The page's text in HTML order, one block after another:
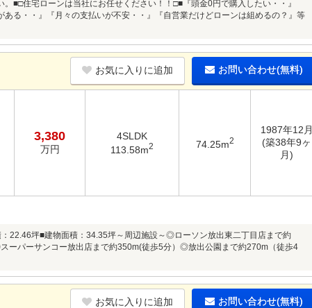
■□住宅ローンは当社にお任せください！！□■『頭金0円で購入したい・・』
ある・・』『月々の支払いが不安・・』『自営業だけどローンは組めるの？』等
お気に入りに追加 お問い合わせ(無料)
3,380
万円
4SLDK
113.58m2 74.25m2
1987年12月
(築38年9ヶ
月)
22.46坪■建物面積：34.35坪～周辺施設～◎ローソン放出東二丁目店まで約
パーサンコー放出店まで約350m(徒歩5分）◎放出公園まで約270m（徒歩4
お気に入りに追加 お問い合わせ(無料)